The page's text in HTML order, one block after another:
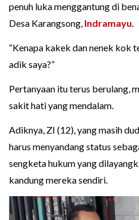
penuh luka menggantung di
Desa Karangsong, Indramayu.
“Kenapa kakek dan nenek kok
adik saya?”
Pertanyaan itu terus berulang,
sakit hati yang mendalam.
Adiknya, ZI (12), yang masih
harus menyandang status
sengketa hukum yang
kandung mereka sendiri.